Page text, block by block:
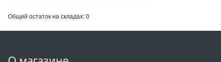
Общий остаток на складах:0